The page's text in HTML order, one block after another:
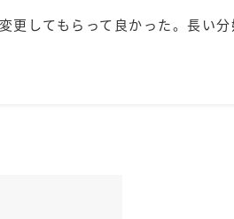
更してもらって良かった。長い